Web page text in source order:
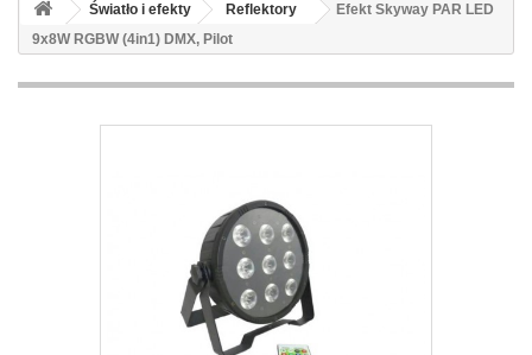
Światło i efekty Reflektory
Efekt Skyway PAR LED
9x8W RGBW (4in1) DMX, Pilot